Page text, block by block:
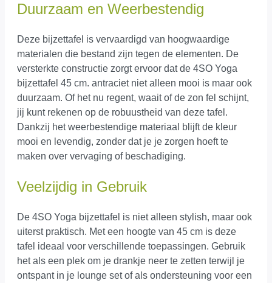
Duurzaam en Weerbestendig
Deze bijzettafel is vervaardigd van hoogwaardige
materialen die bestand zijn tegen de elementen. De
versterkte constructie zorgt ervoor dat de 4SO Yoga
bijzettafel 45 cm. antraciet niet alleen mooi is maar ook
duurzaam. Of het nu regent, waait of de zon fel schijnt,
jij kunt rekenen op de robuustheid van deze tafel.
Dankzij het weerbestendige materiaal blijft de kleur
mooi en levendig, zonder dat je je zorgen hoeft te
maken over vervaging of beschadiging.
Veelzijdig in Gebruik
De 4SO Yoga bijzettafel is niet alleen stylish, maar ook
uiterst praktisch. Met een hoogte van 45 cm is deze
tafel ideaal voor verschillende toepassingen. Gebruik
het als een plek om je drankje neer te zetten terwijl je
ontspant in je lounge set of als ondersteuning voor een